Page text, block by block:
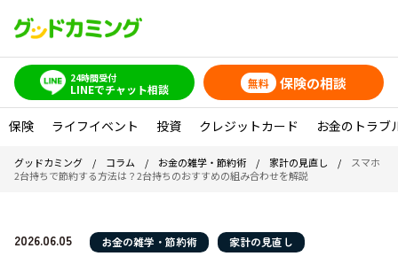
24時間受付
LINEでチャット相談 無料 保険の相談
保険 ライフイベント 投資 クレジットカード お金のトラブ
グッドカミング / コラム / お金の雑学・節約術 / 家計の見直し /
スマホ
2台持ちで節約する方法は？2台持ちのおすすめの組み合わせを解説
2026.06.05 お金の雑学・節約術 家計の見直し